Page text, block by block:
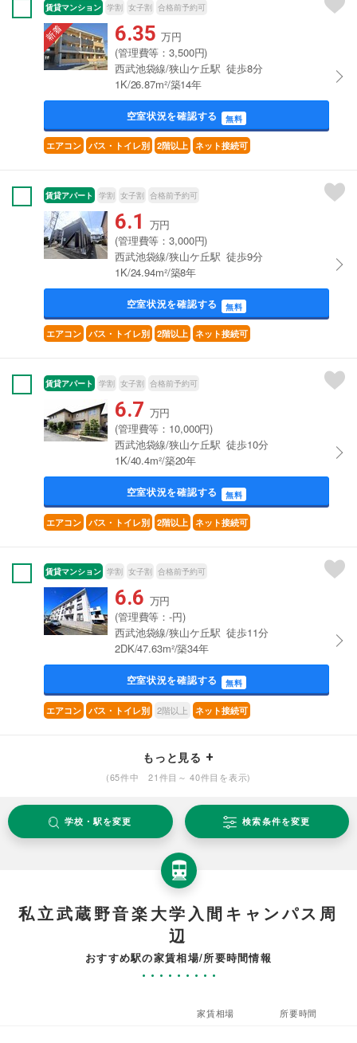
賃貸マンション 学割 女子割 合格前予約可
6.35 万円
(管理費等：3,500円)
西武池袋線/狭山ケ丘駅 徒歩8分
1K/26.87m²/築14年
空室状況を確認する 無料
エアコン バス・トイレ別 2階以上 ネット接続可
賃貸アパート 学割 女子割 合格前予約可
6.1 万円
(管理費等：3,000円)
西武池袋線/狭山ケ丘駅 徒歩9分
1K/24.94m²/築8年
空室状況を確認する 無料
エアコン バス・トイレ別 2階以上 ネット接続可
賃貸アパート 学割 女子割 合格前予約可
6.7 万円
(管理費等：10,000円)
西武池袋線/狭山ケ丘駅 徒歩10分
1K/40.4m²/築20年
空室状況を確認する 無料
エアコン バス・トイレ別 2階以上 ネット接続可
賃貸マンション 学割 女子割 合格前予約可
6.6 万円
(管理費等：-円)
西武池袋線/狭山ケ丘駅 徒歩11分
2DK/47.63m²/築34年
空室状況を確認する 無料
エアコン バス・トイレ別 2階以上 ネット接続可
もっと見る
(65件中 21件目～ 40件目を表示)
学校・駅を変更 検索条件を変更
私立武蔵野音楽大学入間キャンパス周
辺
おすすめ駅の家賃相場/所要時間情報
家賃相場 所要時間